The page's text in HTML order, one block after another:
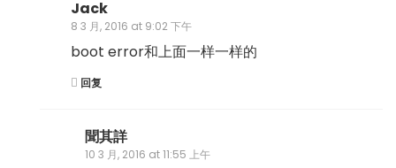
Jack
8 3 月, 2016 at 9:02 下午
boot error和上面一样一样的
回复
聞其詳
10 3 月, 2016 at 11:55 上午